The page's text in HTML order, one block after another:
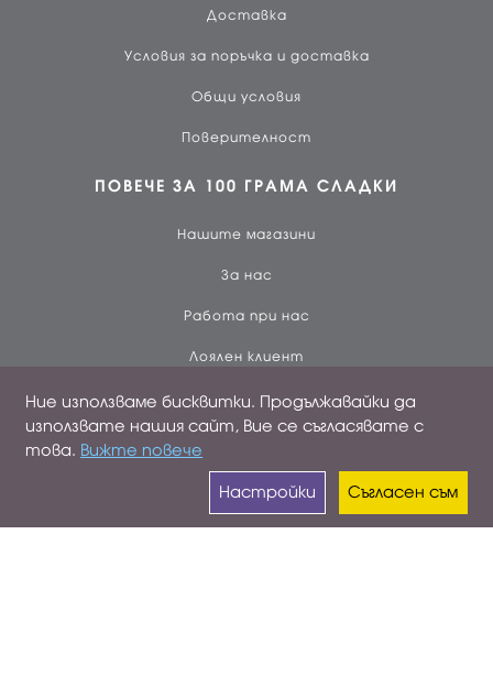
Доставка
Условия за поръчка и доставка
Общи условия
Поверителност
ПОВЕЧЕ ЗА 100 ГРАМА СЛАДКИ
Нашите магазини
За нас
Работа при нас
Лоялен клиент
ПРОФИЛ
Създай профил
Ние използваме бисквитки. Продължавайки да
използвате нашия сайт, Вие се съгласявате с
това. Вижте повече
Настройки Съгласен съм